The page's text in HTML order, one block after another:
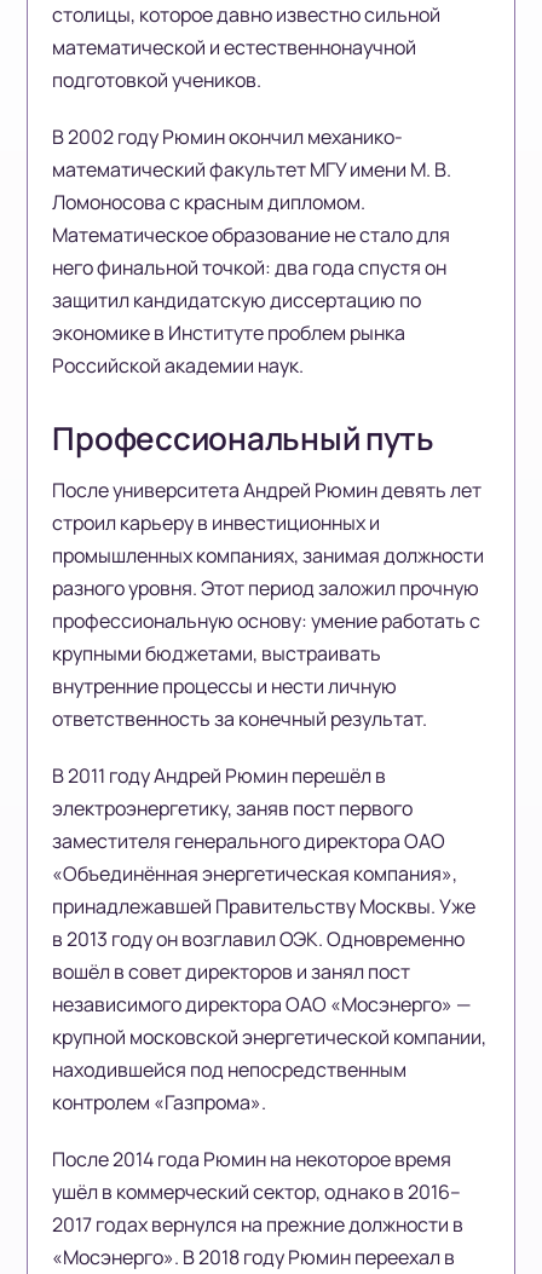
столицы, которое давно известно сильной
математической и естественнонаучной
подготовкой учеников.
В 2002 году Рюмин окончил механико-
математический факультет МГУ имени М. В.
Ломоносова с красным дипломом.
Математическое образование не стало для
него финальной точкой: два года спустя он
защитил кандидатскую диссертацию по
экономике в Институте проблем рынка
Российской академии наук.
Профессиональный путь
После университета Андрей Рюмин девять лет
строил карьеру в инвестиционных и
промышленных компаниях, занимая должности
разного уровня. Этот период заложил прочную
профессиональную основу: умение работать с
крупными бюджетами, выстраивать
внутренние процессы и нести личную
ответственность за конечный результат.
В 2011 году Андрей Рюмин перешёл в
электроэнергетику, заняв пост первого
заместителя генерального директора ОАО
«Объединённая энергетическая компания»,
принадлежавшей Правительству Москвы. Уже
в 2013 году он возглавил ОЭК. Одновременно
вошёл в совет директоров и занял пост
независимого директора ОАО «Мосэнерго» —
крупной московской энергетической компании,
находившейся под непосредственным
контролем «Газпрома».
После 2014 года Рюмин на некоторое время
ушёл в коммерческий сектор, однако в 2016–
2017 годах вернулся на прежние должности в
«Мосэнерго». В 2018 году Рюмин переехал в